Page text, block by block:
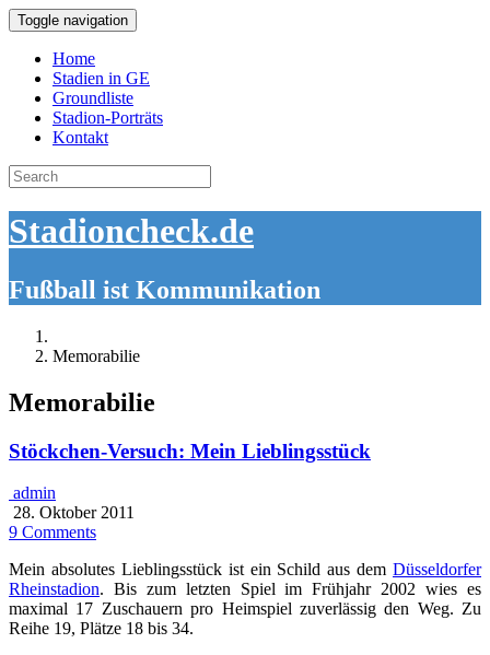
Toggle navigation
Home
Stadien in GE
Groundliste
Stadion-Porträts
Kontakt
Search
for:
Stadioncheck.de
Fußball ist Kommunikation
Memorabilie
Memorabilie
Stöckchen-Versuch: Mein Lieblingsstück
admin
28. Oktober 2011
9 Comments
Mein absolutes Lieblingsstück ist ein Schild aus dem Düsseldorfer
Rheinstadion. Bis zum letzten Spiel im Frühjahr 2002 wies es
maximal 17 Zuschauern pro Heimspiel zuverlässig den Weg. Zu
Reihe 19, Plätze 18 bis 34.